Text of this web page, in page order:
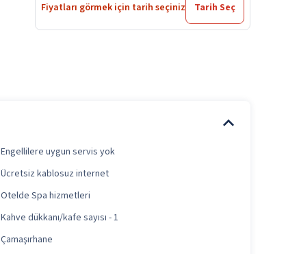
Fiyatları görmek için tarih seçiniz Tarih Seç
Engellilere uygun servis yok
Ücretsiz kablosuz internet
Otelde Spa hizmetleri
Kahve dükkanı/kafe sayısı - 1
Çamaşırhane